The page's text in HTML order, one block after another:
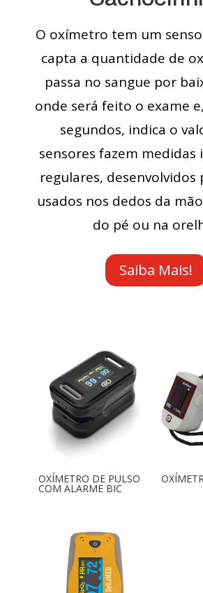
O oxímetro tem um
capta a quantidade de
passa no sangue por
onde será feito o exame
segundos, indica o
sensores fazem medidas
regulares, desenvolvidos
usados nos dedos da
do pé ou na
Saiba Mais!
OXÍMETRO DE PULSO
COM ALARME BIC